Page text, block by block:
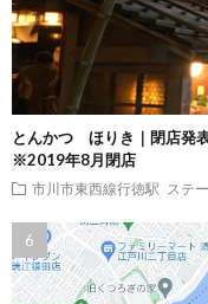
とんかつ ほりき｜閉店発
※2019年8月閉店
市川市東西線行徳駅 ステ